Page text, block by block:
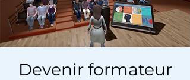
Devenir formateur